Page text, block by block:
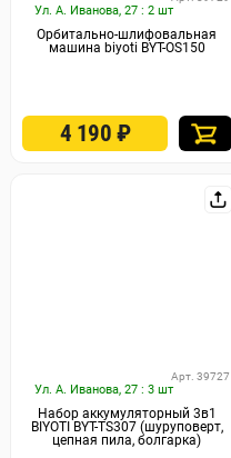
Ул. А. Иванова, 27 : 2 шт
Орбитально-шлифовальная
машина biyoti BYT-OS150
4 190 ₽
Ул. А. Иванова, 27 : 3 шт
Арт. 39727
Набор аккумуляторный 3в1
BIYOTI BYT-TS307 (шуруповерт,
цепная пила, болгарка)